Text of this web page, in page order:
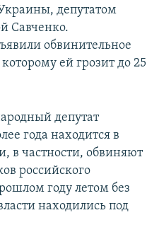
депутатом
Савченко.
обвинительное
ей грозит до 25
депутат
года находится в
в частности, обвиняют
российского
году летом без
находились под